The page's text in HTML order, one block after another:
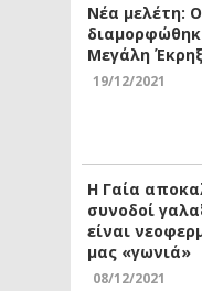
Νέα μελέτη:
Μεγάλη
19/12/2021
Η Γαία
συνοδοί
είναι
μας «γωνιά»
08/12/2021